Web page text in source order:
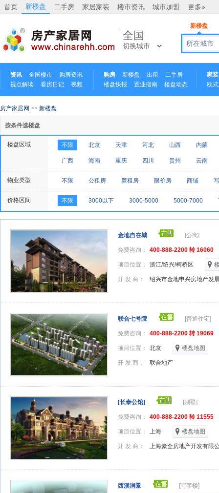
首页 新楼盘 二手房 家居家装 楼市资讯 城市加盟 更多»
全国
切换城市
新楼盘
所在城市
资讯 全国楼市
购房资讯
视点解读
看房日记 视频
购房 新楼盘 出租
二手房
楼盘快报
置业指南 楼盘动态
家装
欧
房产家居网 >> 新楼盘
按条件选楼盘
楼盘区域 不限 北京 天津 河北 山西 内蒙
广西 海南 重庆 四川 贵州 云南
物业类型 不限 公租房 廉租房 限价房 商铺
价格区间 不限 3000以下 3000-5000 5000-7000
金地自在城 [公寓]
免费咨询： 400-888-2200 转 16060
项目位置： 浙江/绍兴/柯桥区
开 发 商： 绍兴市金地申兴房地产发
联合七号院 [普通住宅]
免费咨询： 400-888-2200 转 19069
项目位置： 北京 楼盘地图
开 发 商： 联合地产
[长泰公馆] [别墅]
免费咨询： 400-888-2200 转 11555
项目位置： 上海 楼盘地图
开 发 商： 上海豪全房地产开发有限
西溪润景 [写字楼]